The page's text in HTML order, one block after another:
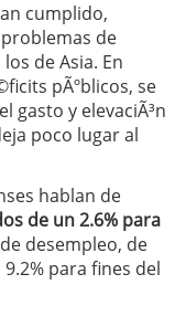
cumplido,
de
de Asia. En
pÃºblicos, se
gasto y elevaciÃ³n
poco lugar al
hablan de
de un 2.6% para
desempleo, de
9.2% para fines del